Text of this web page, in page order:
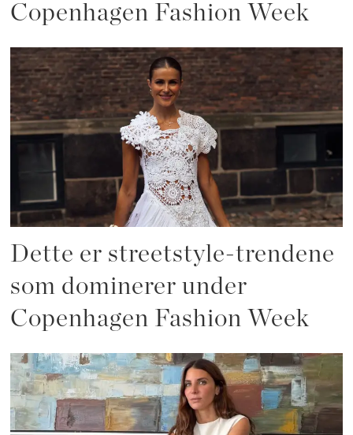
Copenhagen Fashion Week
Dette er streetstyle-trendene
som dominerer under
Copenhagen Fashion Week